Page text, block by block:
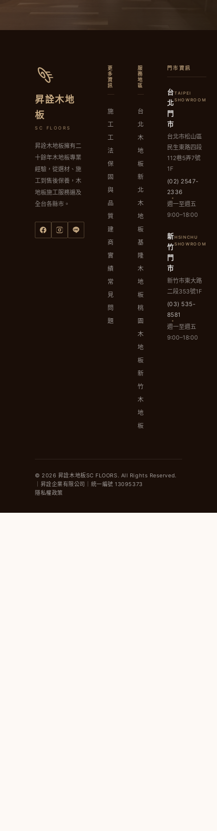
昇詮木地
板
SC FLOORS
昇詮木地板擁有二
十餘年木地板專業
經驗，從選材、施
工到售後保養，木
地板施工服務遍及
全台各縣市。
更
多
資
訊
施
工
工
法
保
固
與
品
質
建
商
實
績
常
見
問
題
服
務
地
區
台
北
木
地
板
新
北
木
地
板
基
隆
木
地
板
桃
園
木
地
板
新
竹
木
地
板
門市資訊
台
北
門
市
TAIPEI
SHOWROOM
台北市松山區
民生東路四段
112巷5弄7號
1F
(02) 2547-
2336
週一至週五
9:00–18:00
新
竹
門
市
HSINCHU
SHOWROOM
新竹市東大路
二段353號1F
(03) 535-
8581
週一至週五
9:00–18:00
© 2026 昇詮木地板SC FLOORS. All Rights Reserved.
｜昇詮企業有限公司｜統一編號 13095373
隱私權政策